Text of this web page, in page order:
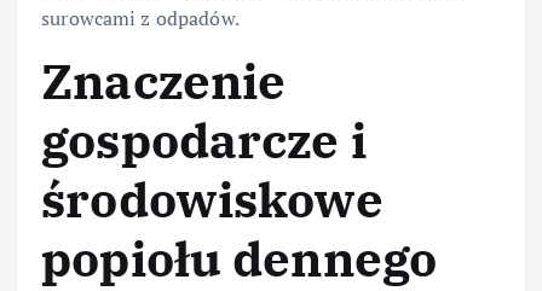
surowcami z odpadów.
Znaczenie
gospodarcze i
środowiskowe
popiołu dennego